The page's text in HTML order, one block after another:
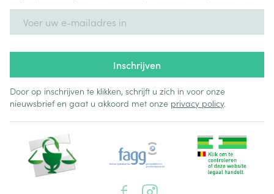
Inschrijven
Door op inschrijven te klikken, schrijft u zich in voor onze
nieuwsbrief en gaat u akkoord met onze privacy policy.